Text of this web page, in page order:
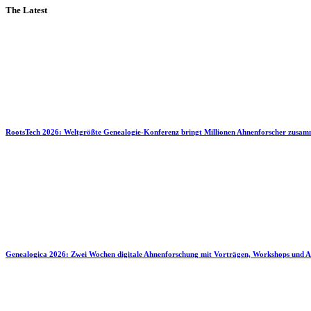
The Latest
RootsTech 2026: Weltgrößte Genealogie-Konferenz bringt Millionen Ahnenforscher
Genealogica 2026: Zwei Wochen digitale Ahnenforschung mit Vorträgen, Workshops und